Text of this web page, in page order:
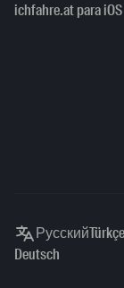
ichfahre.at para iOS
РусскийTürkçe
Deutsch